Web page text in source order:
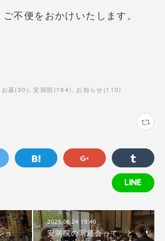
不便をおかけいたします。
お墓(30 ) 安洞院 (194) お知らせ (110)
ョ
2025.06.24 15:46
安洞院の写経会って、ど